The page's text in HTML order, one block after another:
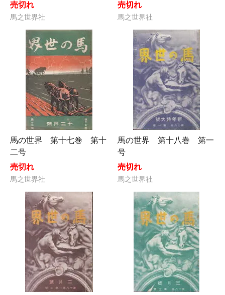
売切れ
馬之世界社
売切れ
馬之世界社
馬の世界 第十七巻 第十
二号
売切れ
馬之世界社
馬の世界 第十八巻 第一
号
売切れ
馬之世界社